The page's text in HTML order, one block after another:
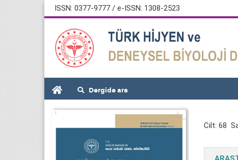
ISSN: 0377-9777 / e-ISSN: 1308-2523
Dergide ara
Cilt: 68